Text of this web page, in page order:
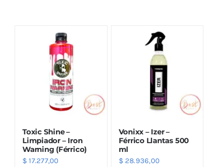
Combos
Mayorista
Toxic Shine –
Limpiador – Iron
Warning (Férrico)
$ 17.277,00
Vonixx – Izer –
Férrico Llantas 500
ml
$28.936,00